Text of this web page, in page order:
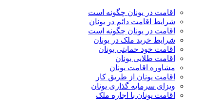
اقامت در یونان چگونه است
شرایط اقامت دائم در یونان
اقامت در یونان چگونه است
شرایط خرید ملک در یونان
اقامت خود حمایتی یونان
اقامت طلایی یونان
مشاوره اقامت یونان
اقامت یونان از طریق کار
ویزای سرمایه گذاری یونان
اقامت یونان با اجاره ملک